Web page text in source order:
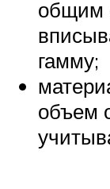
общим
гамму;
объем